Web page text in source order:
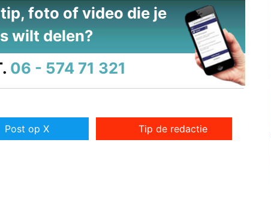
foto of video die je
wilt delen?
06 - 574 71 321
Post op X Tip de redactie